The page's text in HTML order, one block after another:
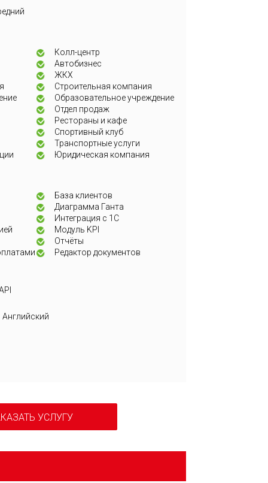
Колл-центр
Автобизнес
ЖКХ
Строительная компания
Образовательное учреждение
Отдел продаж
Рестораны и кафе
Спортивный клуб
Транспортные услуги
Юридическая компания
База клиентов
Диаграмма Ганта
Интеграция с 1С
Модуль KPI
Отчёты
Редактор документов
Английский
УСЛУГУ